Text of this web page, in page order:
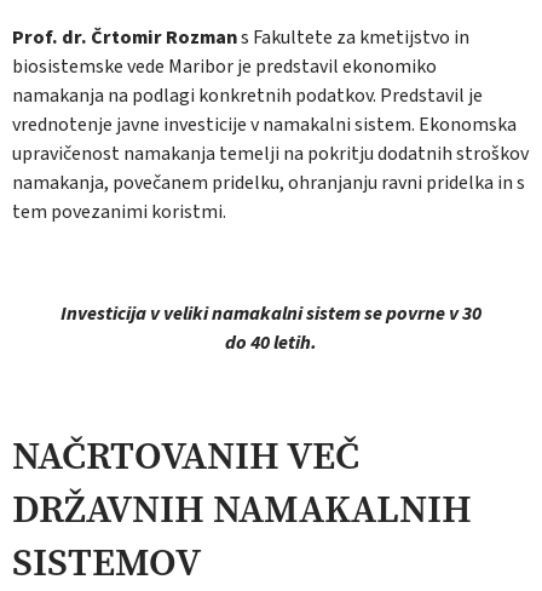
Prof. dr. Črtomir Rozmans Fakultete za kmetijstvo in
biosistemske vede Maribor je predstavil ekonomiko
namakanja na podlagi konkretnih podatkov. Predstavil je
vrednotenje javne investicije v namakalni sistem. Ekonom­ska
upravičenost namakanja temelji na pokri­tju dodatnih stroškov
namakanja, povečanem pridelku, ohranjanju ravni pridelka in s
tem povezanimi koristmi.
Investicija v veliki namakalni sistem se povrne v 30
do 40 letih.
NAČRTOVANIH VEČ
DRŽAVNIH NAMAKALNIH
SISTEMOV